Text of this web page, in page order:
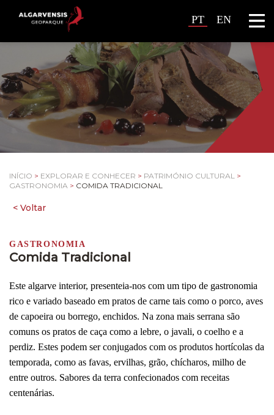
PT EN
INÍCIO > EXPLORAR E CONHECER > PATRIMÓNIO CULTURAL >
GASTRONOMIA > COMIDA TRADICIONAL
GASTRONOMIA
Comida Tradicional
Este algarve interior, presenteia-nos com um tipo de gastronomia
rico e variado baseado em pratos de carne tais como o porco, aves
de capoeira ou borrego, enchidos. Na zona mais serrana são
comuns os pratos de caça como a lebre, o javali, o coelho e a
perdiz. Estes podem ser conjugados com os produtos hortícolas da
temporada, como as favas, ervilhas, grão, chícharos, milho de
entre outros. Sabores da terra confecionados com receitas
centenárias.